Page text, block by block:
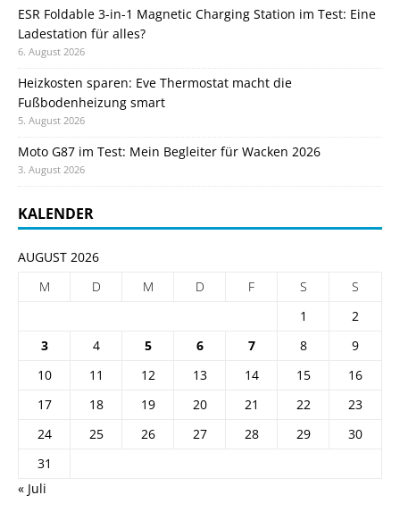
ESR Foldable 3-in-1 Magnetic Charging Station im Test: Eine
Ladestation für alles?
6. August 2026
Heizkosten sparen: Eve Thermostat macht die
Fußbodenheizung smart
5. August 2026
Moto G87 im Test: Mein Begleiter für Wacken 2026
3. August 2026
KALENDER
AUGUST 2026
M
D M D F S
S
1
2
3
4 5 6 7 8
9
10
11 12 13 14 15
16
17
18 19 20 21 22
23
24
25 26 27 28 29
30
31
« Juli